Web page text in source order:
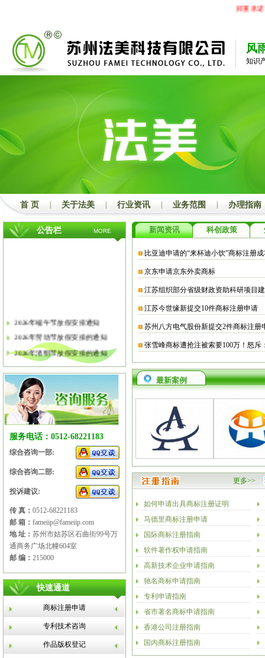
郑重承诺：
风
知识
首 页 关于法美 行业资讯 业务范围 办理指南
公告栏 MORE
2026年端午节放假安排通知
2026年劳动节放假安排的通知
2026年清明节放假安排的通知
关于软件企业评估有关工作的通知
2026年春节放假安排的通知
2026年元旦放假安排的通知
2025年国庆节、中秋节放假安排
2025年端午节放假安排的通知
2025年劳动节放假安排的通知
2025年清明节放假安排的通知
服务电话：0512-68221183
综合咨询一部:
综合咨询二部:
投诉建议:
传 真： 0512-68221183
邮 箱： fameiip@fameiip.com
地 址： 苏州市姑苏区石曲街99号万
通商务广场北幢604室
邮 编： 215000
快速通道
商标注册申请
专利技术咨询
作品版权登记
新闻资讯 科创政策
比亚迪申请的“来杯迪小饮”商标注册
京东申请京东外卖商标
江苏组织部分省级财政资助科研项目
江苏今世缘新提交10件商标注册申请
苏州八方电气股份新提交2件商标注册
张雪峰商标遭抢注被索要100万！怒斥
最新案例
更多>>
如何申请出具商标注册证明
马德里商标注册申请
国际商标注册指南
软件著作权申请指南
高新技术企业申请指南
驰名商标申请指南
专利申请指南
省市著名商标申请指南
香港公司注册指南
国内商标注册指南